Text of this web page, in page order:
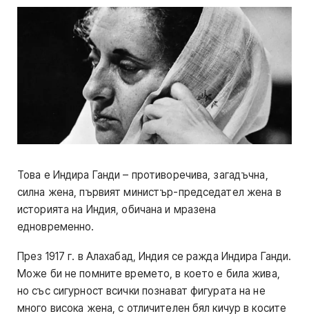
Това е Индира Ганди – противоречива, загадъчна,
силна жена, първият министър-председател жена в
историята на Индия, обичана и мразена
едновременно.
През 1917 г. в Алахабад, Индия се ражда Индира Ганди.
Може би не помните времето, в което е била жива,
но със сигурност всички познават фигурата на не
много висока жена, с отличителен бял кичур в косите